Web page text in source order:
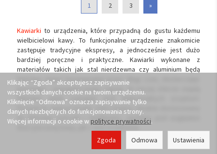
1 2 3 »
Kawiarki to urządzenia, które przypadną do gustu każdemu
wielbicielowi kawy. To funkcjonalne urządzenie znakomicie
zastępuje tradycyjne ekspresy, a jednocześnie jest dużo
bardziej poręczne i praktyczne. Kawiarki wykonane z
materiałów takich jak stal nierdzewna czy aluminium będą
Państwu służyć bezawaryjnie przez długi czas, dostarczając
pysznego i energetycznego napoju. W naszej ofercie znajdą
Państwo wiele rodzajów tych funkcjonalnych urządzeń.
Pozwoli to wybrać model, który będzie idealnie dostosowany
do Państwa potrzeb i możliwości, zarówno pod względem
ilości parzonej kawy, jak i ceny urządzenia.
Klikając “Zgoda” akceptujesz zapisywanie
wszystkich danych cookie na twoim urządzeniu.
Kliknięcie “Odmowa” oznacza zapisywanie tylko
danych niezbędnych do funkcjonowania strony.
Więcej informacji o cookie w polityce prywatności.
Ustawienia
Odmowa
Zgoda